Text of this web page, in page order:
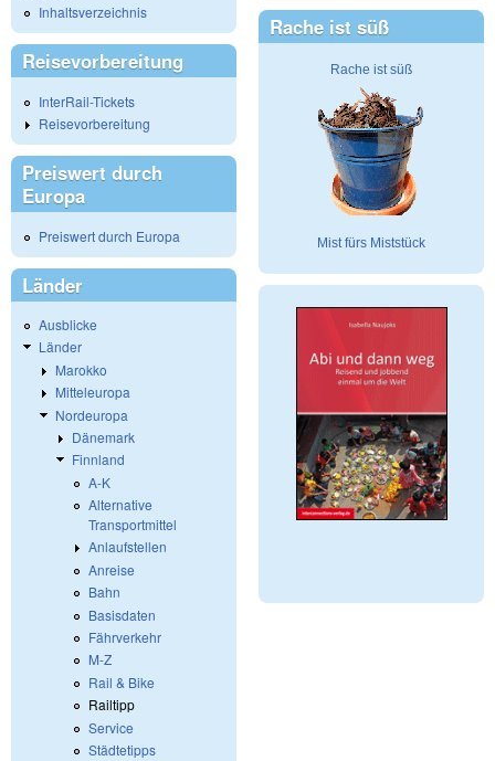
Inhaltsverzeichnis
Reisevorbereitung
InterRail-Tickets
Reisevorbereitung
Preiswert durch
Europa
Preiswert durch Europa
Länder
Ausblicke
Länder
Marokko
Mitteleuropa
Nordeuropa
Dänemark
Finnland
A-K
Alternative
Transportmittel
Anlaufstellen
Anreise
Bahn
Basisdaten
Fährverkehr
M-Z
Rail & Bike
Railtipp
Service
Städtetipps
Rache ist süß
Rache ist süß
Mist fürs Miststück